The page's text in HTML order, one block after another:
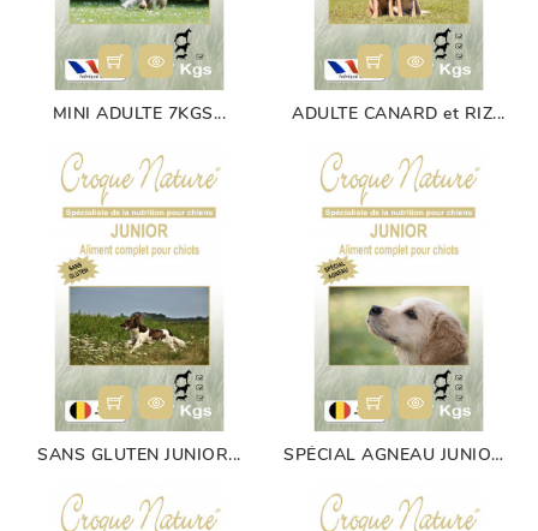
MINI ADULTE 7KGS... ADULTE CANARD et RIZ...
SANS GLUTEN JUNIOR... SPÉCIAL AGNEAU JUNIOR...